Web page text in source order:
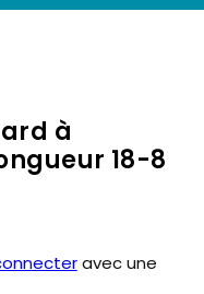
à
18-8
avec une